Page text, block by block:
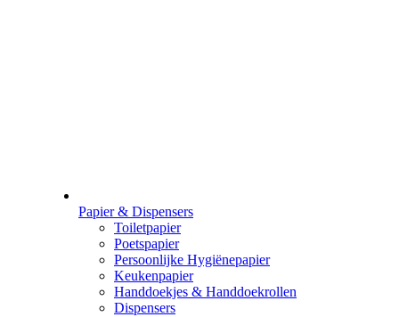
Papier & Dispensers
Toiletpapier
Poetspapier
Persoonlijke Hygiënepapier
Keukenpapier
Handdoekjes & Handdoekrollen
Dispensers